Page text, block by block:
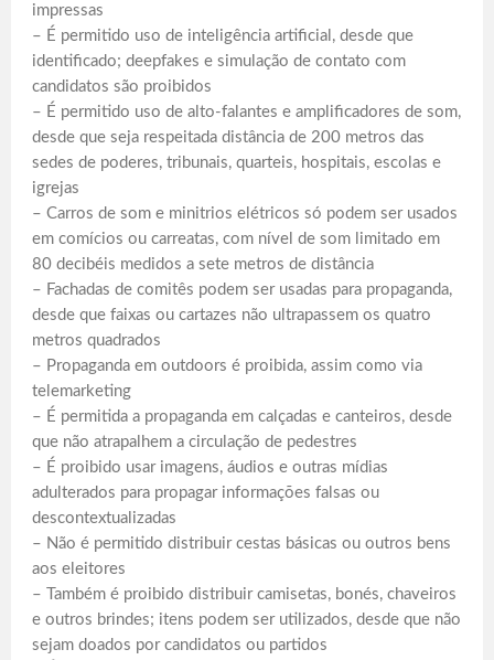
impressas
– É permitido uso de inteligência artificial, desde que
identificado; deepfakes e simulação de contato com
candidatos são proibidos
– É permitido uso de alto-falantes e amplificadores de som,
desde que seja respeitada distância de 200 metros das
sedes de poderes, tribunais, quarteis, hospitais, escolas e
igrejas
– Carros de som e minitrios elétricos só podem ser usados
em comícios ou carreatas, com nível de som limitado em
80 decibéis medidos a sete metros de distância
– Fachadas de comitês podem ser usadas para propaganda,
desde que faixas ou cartazes não ultrapassem os quatro
metros quadrados
– Propaganda em outdoors é proibida, assim como via
telemarketing
– É permitida a propaganda em calçadas e canteiros, desde
que não atrapalhem a circulação de pedestres
– É proibido usar imagens, áudios e outras mídias
adulterados para propagar informações falsas ou
descontextualizadas
– Não é permitido distribuir cestas básicas ou outros bens
aos eleitores
– Também é proibido distribuir camisetas, bonés, chaveiros
e outros brindes; itens podem ser utilizados, desde que não
sejam doados por candidatos ou partidos